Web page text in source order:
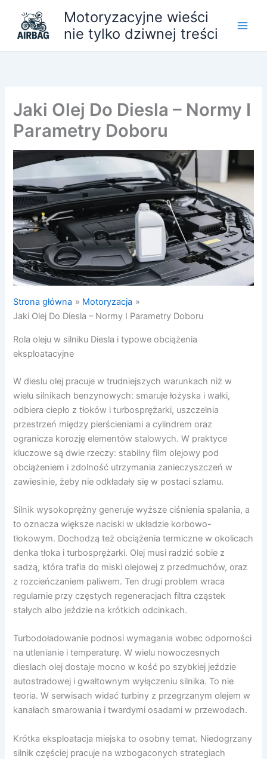
treści
Motoryzacyjne wieści
nie tylko dziwnej treści
Jaki Olej Do Diesla – Normy I
Parametry Doboru
Strona główna
Motoryzacja
Jaki Olej Do Diesla – Normy I Parametry Doboru
Rola oleju w silniku Diesla i typowe obciążenia
eksploatacyjne
W dieslu olej pracuje w trudniejszych warunkach niż w
wielu silnikach benzynowych: smaruje łożyska i wałki,
odbiera ciepło z tłoków i turbosprężarki, uszczelnia
przestrzeń między pierścieniami a cylindrem oraz
ogranicza korozję elementów stalowych. W praktyce
kluczowe są dwie rzeczy: stabilny film olejowy pod
obciążeniem i zdolność utrzymania zanieczyszczeń w
zawiesinie, żeby nie odkładały się w postaci szlamu.
Silnik wysokoprężny generuje wyższe ciśnienia spalania, a
to oznacza większe naciski w układzie korbowo-
tłokowym. Dochodzą też obciążenia termiczne w okolicach
denka tłoka i turbosprężarki. Olej musi radzić sobie z
sadzą, która trafia do miski olejowej z przedmuchów, oraz
z rozcieńczaniem paliwem. Ten drugi problem wraca
regularnie przy częstych regeneracjach filtra cząstek
stałych albo jeździe na krótkich odcinkach.
Turbodoładowanie podnosi wymagania wobec odporności
na utlenianie i temperaturę. W wielu nowoczesnych
dieslach olej dostaje mocno w kość po szybkiej jeździe
autostradowej i gwałtownym wyłączeniu silnika. To nie
teoria. W serwisach widać turbiny z przegrzanym olejem w
kanałach smarowania i twardymi osadami w przewodach.
Krótka eksploatacja miejska to osobny temat. Niedogrzany
silnik częściej pracuje na wzbogaconych strategiach